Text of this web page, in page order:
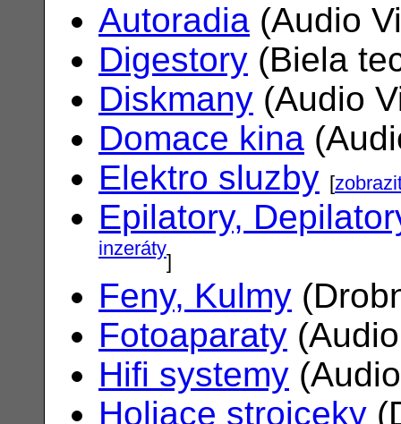
Autoradia (Audio
Digestory (Biela
Diskmany (Audio
Domace kina
Elektro sluzby [
Epilatory,
inzeráty]
Feny, Kulmy
Fotoaparaty
Hifi systemy
Holiace strojceky